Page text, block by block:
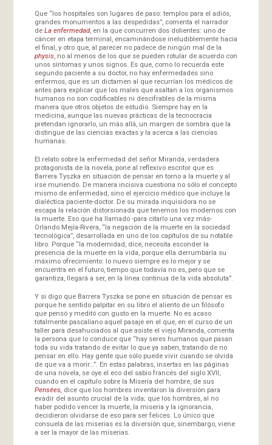
Que “los hospitales son lugares de paso: templos para el adiós,
grandes monumentos a las despedidas”, comenta el narrador
de La enfermedad, en la que concurren dos dolientes: uno de
cáncer en etapa terminal, encaminándose ineludiblemente hacia
el final, y otro que, al parecer no padece de ningún mal de la
physis, no al menos de los que se pueden rotular de acuerdo con
unos síntomas y unos signos. Es que, como lo recuerda este
segundo paciente a su doctor, no hay enfermedades sino
enfermos, que es un dictamen al que recurrían los médicos de
antes para explicar que los males que asaltan a los organismos
humanos no son codificables ni descifrables de la misma
manera que otros objetos de estudio. Siempre hay en la
medicina, aunque las nuevas prácticas de la tecnocracia
pretendan ignorarlo, un más allá, un margen de sombra que la
distingue de las ciencias exactas y la acerca a las ciencias
humanas.
El relato sobre la enfermedad del señor Miranda, verdadera
protagonista de la novela, pone al reflexivo escritor que es
Barrera Tyszka en situación de pensar en torno a la muerte y al
irse muriendo. De manera incisiva cuestiona no sólo el concepto
mismo de enfermedad, sino el ejercicio médico que incluye la
dialéctica paciente-doctor. De su mirada inquisidora no se
escapa la relación distorsionada que tenemos los modernos con
la muerte. Eso que ha llamado -para citarlo una vez más-
Orlando Mejía-Rivera, “la negación de la muerte en la sociedad
tecnológica”, desarrollada en uno de los capítulos de su notable
libro. Porque “la modernidad, dice, necesita esconder la
presencia de la muerte en la vida, porque ella derrumbaría su
máximo ofrecimiento: lo nuevo siempre es lo mejor y se
encuentra en el futuro, tiempo que todavía no es, pero que se
garantiza, llegará a ser, en la línea continua de la vida absoluta”.
Y si digo que Barrera Tyszka se pone en situación de pensar es
porque he sentido palpitar en su libro el aliento de un filósofo
que pensó y meditó con gusto en la muerte. No es acaso
totalmente pascaliano aquel pasaje en el que, en el curso de un
taller para desahuciados al que asiste el viejo Miranda, comenta
la persona que lo conduce que “hay seres humanos que pasan
toda su vida tratando de evitar lo que ya saben, tratando de no
pensar en ello. Hay gente que sólo puede vivir cuando se olvida
de que va a morir…”. En estas palabras, insertas en las páginas
de una novela, se oye el eco del sabio francés del siglo XVII,
cuando en el capítulo sobre la Miseria del hombre, de sus
Pensées, dice que los hombres inventaron la diversión para
evadir del asunto crucial de la vida; que los hombres, al no
haber podido vencer la muerte, la miseria y la ignorancia,
decidieron olvidarse de eso para ser felices. Lo único que
consuela de las miserias es la diversión que, sinembargo, viene
a ser la mayor de las miserias.